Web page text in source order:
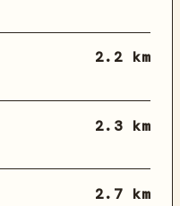
2.2 km
2.3 km
2.7 km